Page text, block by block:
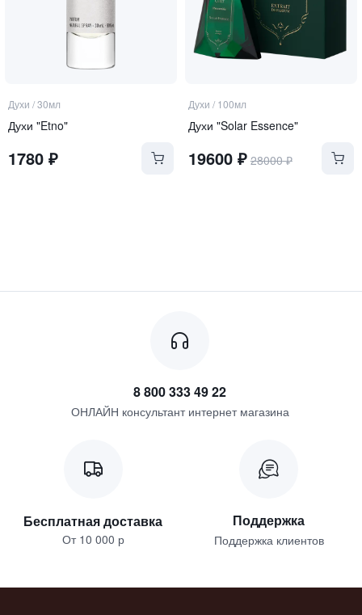
Духи /30мл
Духи "Etno"
1780 ₽
Духи / 100мл
Духи "Solar Essence"
19600₽ 28000₽
8 800 333 49 22
ОНЛАЙН консультант интернет магазина
Бесплатная доставка
От 10 000 р
Поддержка
Поддержка клиентов